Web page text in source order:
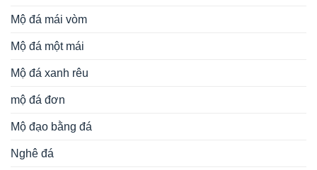
Mộ đá mái vòm
Mộ đá một mái
Mộ đá xanh rêu
mộ đá đơn
Mộ đạo bằng đá
Nghê đá